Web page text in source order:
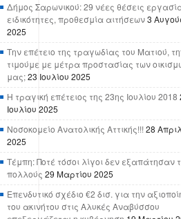
Δήμος Σαρωνικού: 29 νέες θέσεις
ειδικότητες, προθεσμία αιτήσεων3
2025
Την επέτειο της τραγωδίας του Ματιού,
τιμούμε με μέτρα προστασίας των
μας;23 Ιουλίου 2025
Η τραγική επέτειος της 23ης Ιουλίου 2018
Ιουλίου 2025
Νοσοκομείο Ανατολικής Αττικής!!! 28
2025
Τέμπη: Ποτέ τόσοι λίγοι δεν εξαπάτησαν
πολλούς 29 Μαρτίου 2025
Επενδυτικό σχέδιο €2 δισ. για την
του ακινήτου στις Αλυκές Αναβύσσου